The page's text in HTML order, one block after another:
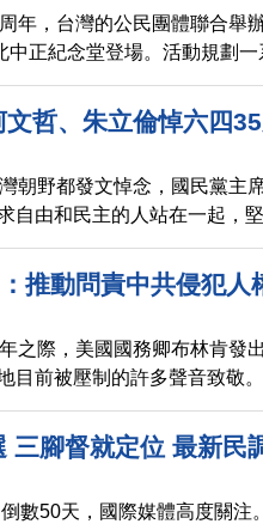
年，台灣的公民團體聯合舉
中正紀念堂登場。活動規劃
教育基金會會長方政、六四
存者吳仁華現身，提到當年親
場。
哲、朱立倫悼六四
朝野都發文悼念，國民黨主
自由和民主的人站在一起，
主燈塔。柯文哲強調，一個
中難以面對的日子，已經到應
歷史的悲劇再發生。
推動問責中共侵犯人
之際，美國國務卿布林肯發
目前被壓制的許多聲音致敬
動對中共在中國境內外侵犯
三腳督就定位 最新民
數50天，國際媒體高度關注